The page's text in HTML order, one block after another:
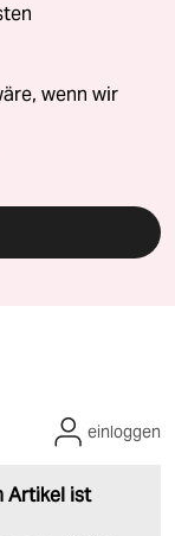
wenn wir
Artikel ist
einloggen